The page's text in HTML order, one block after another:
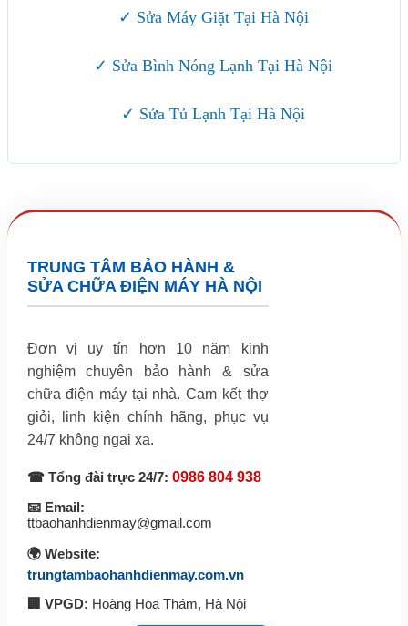
✓ Sửa Máy Giặt Tại Hà Nội
✓ Sửa Bình Nóng Lạnh Tại Hà Nội
✓ Sửa Tủ Lạnh Tại Hà Nội
TRUNG TÂM BẢO HÀNH &
SỬA CHỮA ĐIỆN MÁY HÀ NỘI
Đơn vị uy tín hơn 10 năm kinh
nghiệm chuyên bảo hành & sửa
chữa điện máy tại nhà. Cam kết thợ
giỏi, linh kiện chính hãng, phục vụ
24/7 không ngại xa.
☎ Tổng đài trực 24/7: 0986 804 938
📧 Email:
ttbaohanhdienmay@gmail.com
🌍 Website:
trungtambaohanhdienmay.com.vn
🏢 VPGD: Hoàng Hoa Thám, Hà Nội